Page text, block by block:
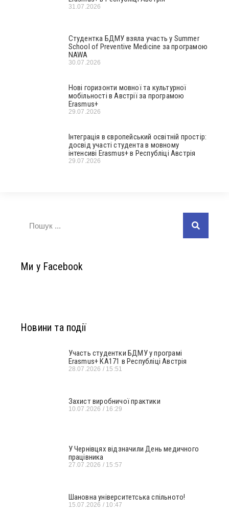
31.07.2026
Студентка БДМУ взяла участь у Summer
School of Preventive Medicine за програмою
NAWA
30.07.2026
Нові горизонти мовної та культурної
мобільності в Австрії за програмою
Erasmus+
29.07.2026
Інтеграція в європейський освітній простір:
досвід участі студента в мовному
інтенсиві Erasmus+ в Республіці Австрія
29.07.2026
Ми у Facebook
Новини та події
Участь студентки БДМУ у програмі
Erasmus+ KA171 в Республіці Австрія
28.07.2026 15:51
Захист виробничої практики
10.07.2026 16:29
У Чернівцях відзначили День медичного
працівника
27.07.2026 15:57
Шановна університетська спільното!
15.07.2026 10:47